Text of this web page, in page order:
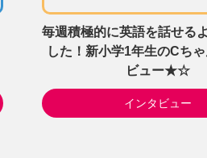
毎週積極的に英語を話せる
した！新小学1年生のCち
ビュー★☆
インタビュー